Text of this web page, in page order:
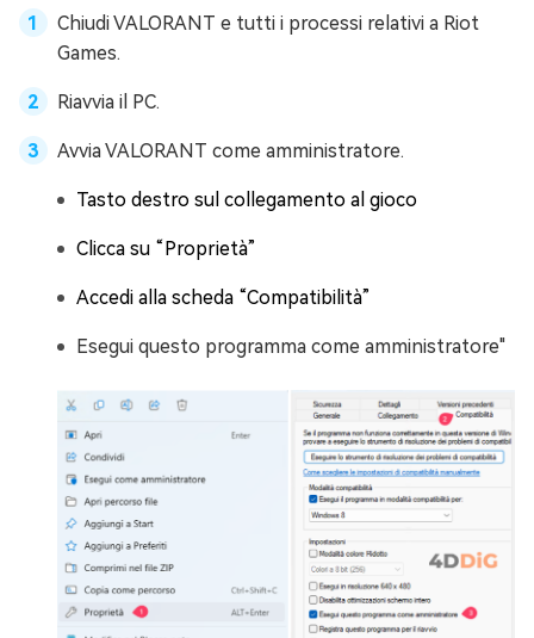
Chiudi VALORANT e tutti i processi relativi a Riot
Games.
Riavvia il PC.
Avvia VALORANT come amministratore.
Tasto destro sul collegamento al gioco
Clicca su “Proprietà”
Accedi alla scheda “Compatibilità”
Esegui questo programma come amministratore"